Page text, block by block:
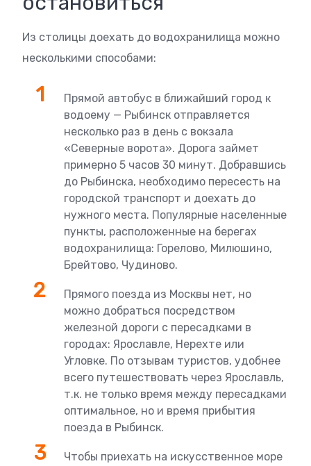
Из столицы доехать до водохранилища можно
несколькими способами:
Прямой автобус в ближайший город к
водоему — Рыбинск отправляется
несколько раз в день с вокзала
«Северные ворота». Дорога займет
примерно 5 часов 30 минут. Добравшись
до Рыбинска, необходимо пересесть на
городской транспорт и доехать до
нужного места. Популярные населенные
пункты, расположенные на берегах
водохранилища: Горелово, Милюшино,
Брейтово, Чудиново.
Прямого поезда из Москвы нет, но
можно добраться посредством
железной дороги с пересадками в
городах: Ярославле, Нерехте или
Угловке. По отзывам туристов, удобнее
всего путешествовать через Ярославль,
т.к. не только время между пересадками
оптимальное, но и время прибытия
поезда в Рыбинск.
Чтобы приехать на искусственное море